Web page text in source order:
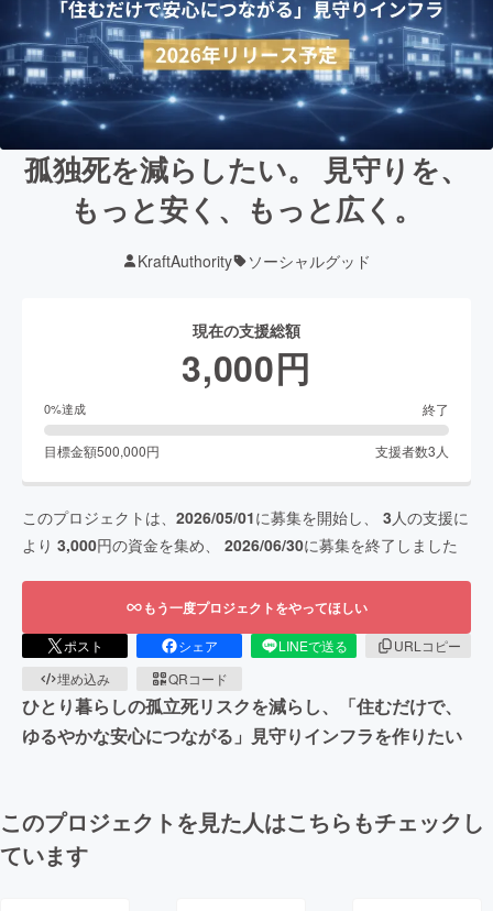
孤独死を減らしたい。 見守りを、
もっと安く、もっと広く。
KraftAuthority ソーシャルグッド
現在の支援総額
3,000円
0%達成 終了
目標金額500,000円 支援者数3 人
このプロジェクトは、 2026/05/01に募集を開始し、 3 人の支援に
より 3,000円の資金を集め、 2026/06/30に募集を終了しました
もう一度プロジェクトをやってほしい
ポスト シェア LINEで送る
URLコピー
埋め込み
QRコード
ひとり暮らしの孤立死リスクを減らし、「住むだけで、
ゆるやかな安心につながる」見守りインフラを作りたい
このプロジェクトを見た人はこちらもチェックし
ています